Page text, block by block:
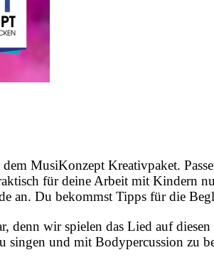
MusiKonzept Kreativpaket.
für deine Arbeit mit Kindern
an. Du bekommst Tipps für die
denn wir spielen das Lied auf
singen und mit Bodypercussion zu